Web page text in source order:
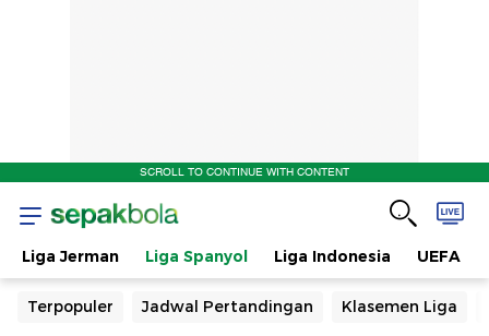
SCROLL TO CONTINUE WITH CONTENT
Liga Jerman Liga Spanyol Liga Indonesia UEFA
Terpopuler Jadwal Pertandingan Klasemen Liga